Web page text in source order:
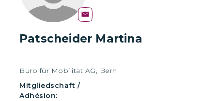
Patscheider Martina
Büro für Mobilität AG, Bern
Mitgliedschaft /
Adhésion: